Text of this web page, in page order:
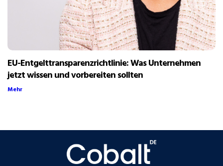
EU-Entgelttransparenzrichtlinie: Was Unternehmen
jetzt wissen und vorbereiten sollten
Mehr